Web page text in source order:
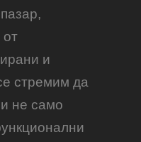
от
и
стремим да
не само